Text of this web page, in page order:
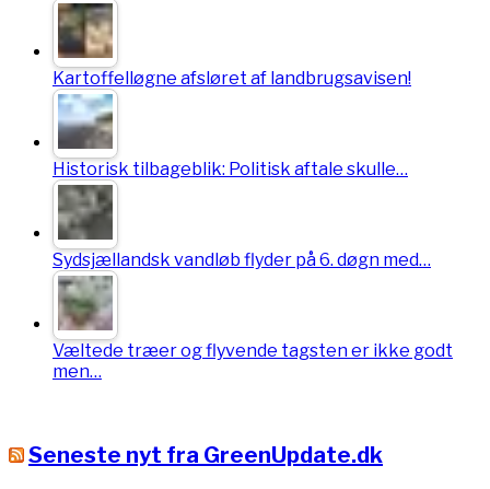
Kartoffelløgne afsløret af landbrugsavisen!
Historisk tilbageblik: Politisk aftale skulle…
Sydsjællandsk vandløb flyder på 6. døgn med…
Væltede træer og flyvende tagsten er ikke godt
men…
Seneste nyt fra GreenUpdate.dk